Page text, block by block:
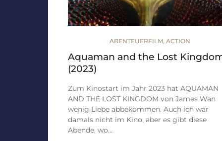
ABENTEUERFILM, ACTION
Aquaman and the Lost
(2023)
Zum Kinostart im Jahr 2023 hat AQUAMAN
AND THE LOST KINGDOM von James Wan
wenig Liebe abbekommen. Auch ich war
damals nicht im Kino, aber es gibt diese
Abende, wo…